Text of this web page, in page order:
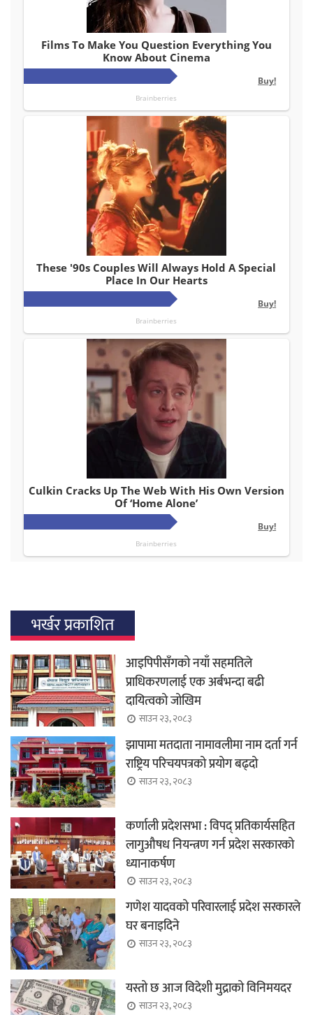
भर्खर प्रकाशित
आइपिपीसँगको नयाँ सहमतिले
प्राधिकरणलाई एक अर्बभन्दा बढी
दायित्वको जोखिम
साउन २३, २०८३
झापामा मतदाता नामावलीमा नाम दर्ता गर्न
राष्ट्रिय परिचयपत्रको प्रयोग बढ्दो
साउन २३, २०८३
कर्णाली प्रदेशसभा : विपद् प्रतिकार्यसहित
लागुऔषध नियन्त्रण गर्न प्रदेश सरकारको
ध्यानाकर्षण
साउन २३, २०८३
गणेश यादवको परिवारलाई प्रदेश सरकारले
घर बनाइदिने
साउन २३, २०८३
यस्तो छ आज विदेशी मुद्राको विनिमयदर
साउन २३, २०८३